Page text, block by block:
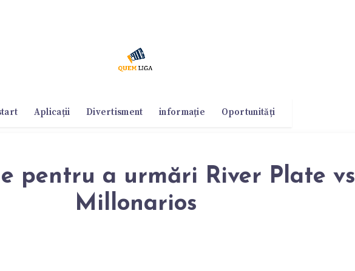
Aplicații Divertisment informație Oportunități
pentru a urmări River Plate vs
Millonarios